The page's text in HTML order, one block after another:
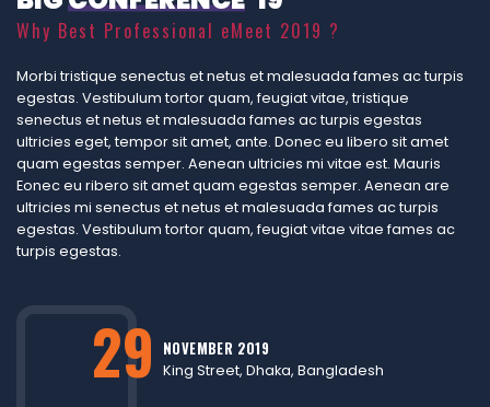
Why Best Professional eMeet 2019 ?
Morbi tristique senectus et netus et malesuada fames ac turpis
egestas. Vestibulum tortor quam, feugiat vitae, tristique
senectus et netus et malesuada fames ac turpis egestas
ultricies eget, tempor sit amet, ante. Donec eu libero sit amet
quam egestas semper. Aenean ultricies mi vitae est. Mauris
Eonec eu ribero sit amet quam egestas semper. Aenean are
ultricies mi senectus et netus et malesuada fames ac turpis
egestas. Vestibulum tortor quam, feugiat vitae vitae fames ac
turpis egestas.
29 NOVEMBER 2019
King Street, Dhaka, Bangladesh